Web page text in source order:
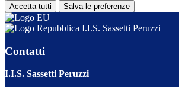
Accetta tutti Salva le preferenze
I.I.S. Sassetti Peruzzi
Contatti
I.I.S. Sassetti Peruzzi